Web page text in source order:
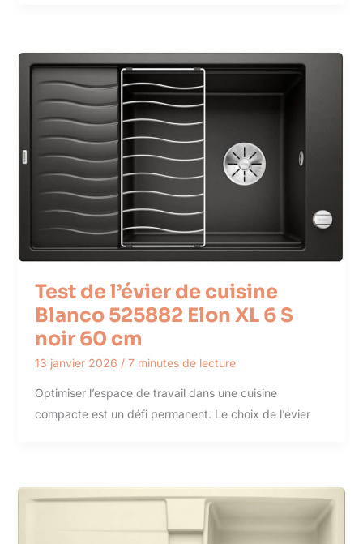
Test de l’évier de cuisine
Blanco 525882 Elon XL 6 S
noir 60 cm
13 janvier 2026 / 7 minutes de lecture
Optimiser l’espace de travail dans une cuisine
compacte est un défi permanent. Le choix de l’évier